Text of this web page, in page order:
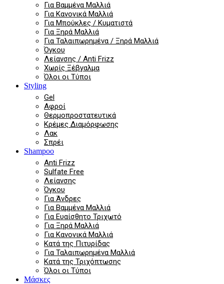
Για Βαμμένα Μαλλιά
Για Κανονικά Μαλλιά
Για Μπούκλες / Κυματιστά
Για Ξηρά Μαλλιά
Για Ταλαιπωρημένα / Ξηρά Μαλλιά
Όγκου
Λείανσης / Anti Frizz
Χωρίς Ξέβγαλμα
Όλοι οι Τύποι
Styling
Gel
Αφροί
Θερμοπροστατευτικά
Κρέμες Διαμόρφωσης
Λακ
Σπρέι
Shampoo
Anti Frizz
Sulfate Free
Λείανσης
Όγκου
Για Άνδρες
Για Βαμμένα Μαλλιά
Για Ευαίσθητο Τριχωτό
Για Ξηρά Μαλλιά
Για Κανονικά Μαλλιά
Κατά της Πιτυρίδας
Για Ταλαιπωρημένα Μαλλιά
Κατά της Τριχόπτωσης
Όλοι οι Τύποι
Μάσκες